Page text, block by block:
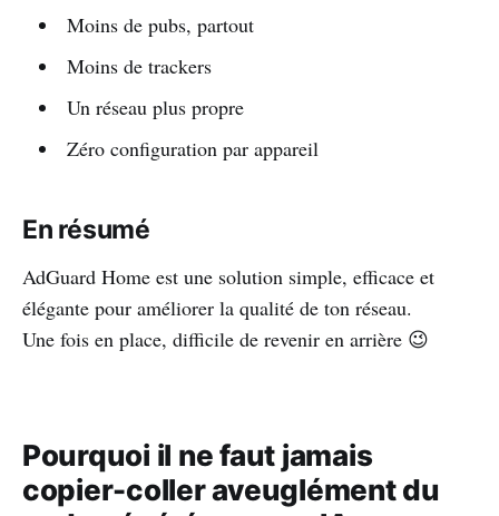
Moins de pubs, partout
Moins de trackers
Un réseau plus propre
Zéro configuration par appareil
En résumé
AdGuard Home est une solution simple, efficace et
élégante pour améliorer la qualité de ton réseau.
Une fois en place, difficile de revenir en arrière 😉
Pourquoi il ne faut jamais
copier-coller aveuglément du